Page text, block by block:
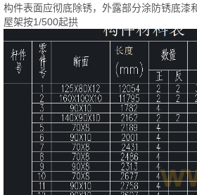
构件表面应彻底除锈，外露部分涂防锈底漆
屋架按1/500起拱